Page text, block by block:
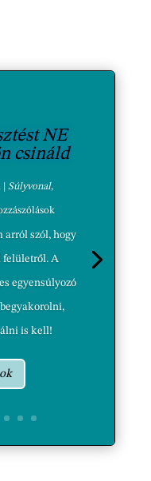
NE
csináld
| Súlyvonal,
arról szól, hogy
felületről. A
egyensúlyozó
is kell!